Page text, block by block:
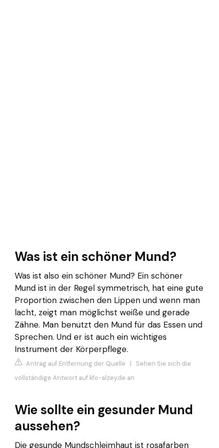
Was ist ein schöner Mund?
Was ist also ein schöner Mund? Ein schöner
Mund ist in der Regel symmetrisch, hat eine gute
Proportion zwischen den Lippen und wenn man
lacht, zeigt man möglichst weiße und gerade
Zähne. Man benutzt den Mund für das Essen und
Sprechen. Und er ist auch ein wichtiges
Instrument der Körperpflege.
Antrag auf Entfernung der Quelle | Sehen Sie sich die
vollständige Antwort auf kfo-alzey.de an
Wie sollte ein gesunder Mund
aussehen?
Die gesunde Mundschleimhaut ist rosafarben